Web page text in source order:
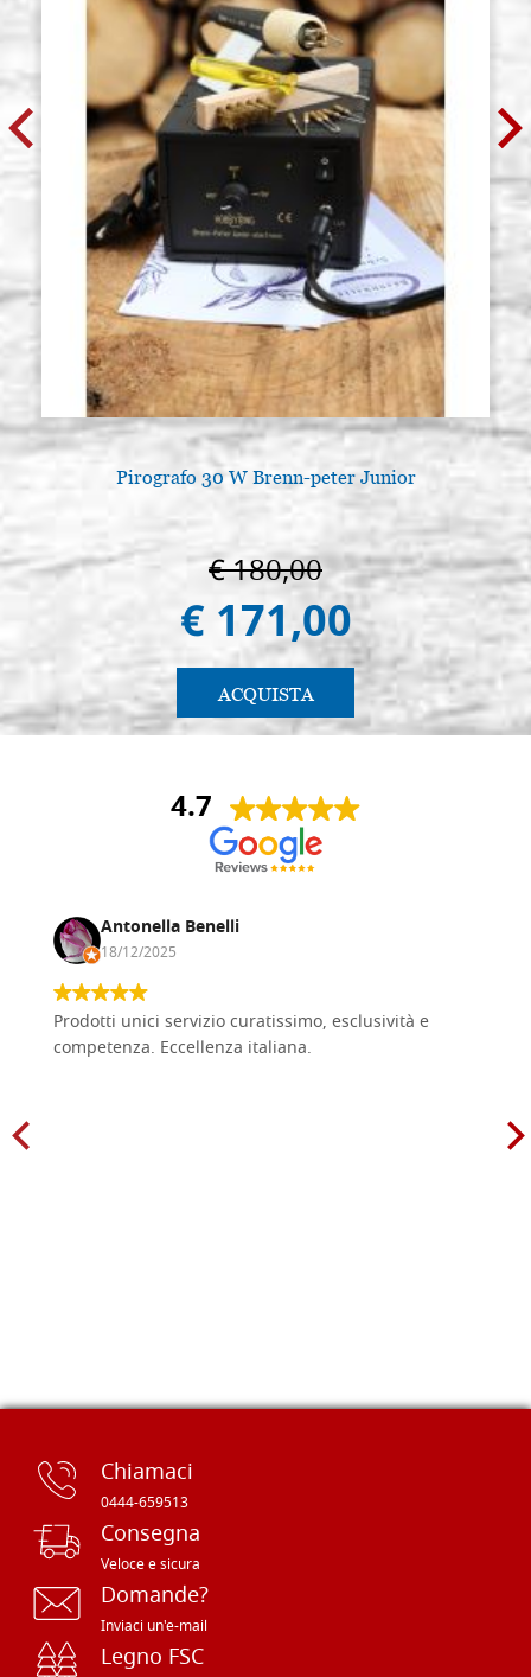
Pirografo 30 W Brenn-peter Junior
€ 180,00
€ 171,00
ACQUISTA
4.7
Antonella Benelli
18/12/2025
Prodotti unici servizio curatissimo, esclusività e
competenza. Eccellenza italiana.
Chiamaci
0444-659513
Consegna
Veloce e sicura
Domande?
Inviaci un'e-mail
Legno FSC